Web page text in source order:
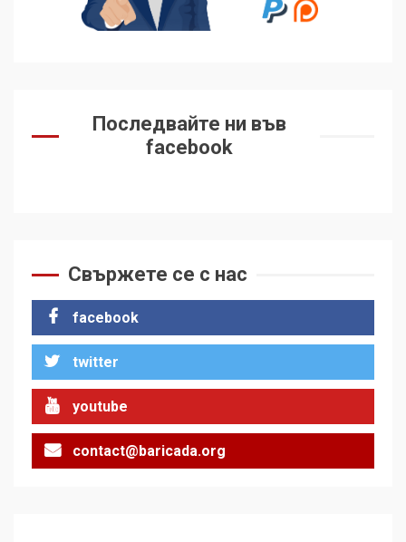
Последвайте ни във
facebook
Свържете се с нас
facebook
twitter
youtube
contact@baricada.org